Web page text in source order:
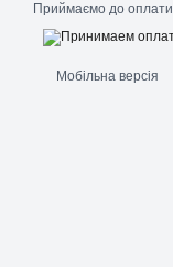
Приймаємо до оплати
Мобільна версія